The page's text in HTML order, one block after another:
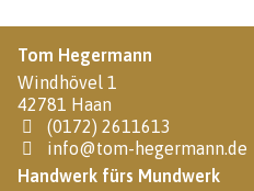
Tom Hegermann
Windhövel 1
42781 Haan
(0172) 2611613
info@tom-hegermann.de
Handwerk fürs Mundwerk